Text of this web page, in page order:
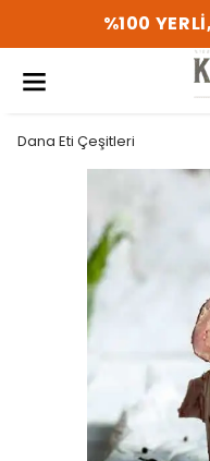
%100
Dana Eti Çeşitleri